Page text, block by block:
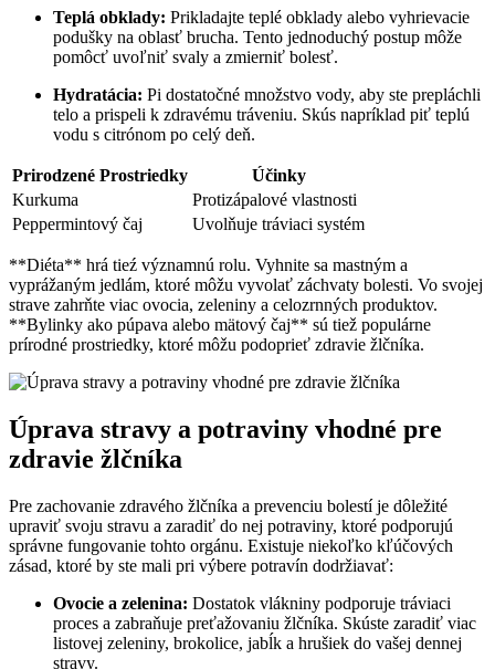
Teplá obklady: Prikladajte teplé obklady alebo vyhrievacie
podušky na oblasť brucha. Tento jednoduchý postup môže
pomôcť uvoľniť svaly a zmierniť bolesť.
Hydratácia: Pi dostatočné množstvo vody, aby ste prepláchli
telo a prispeli k zdravému tráveniu. Skús napríklad piť teplú
vodu s citrónom po celý deň.
Prirodzené Prostriedky
Účinky
Kurkuma
Protizápalové vlastnosti
Peppermintový čaj
Uvolňuje tráviaci systém
**Diéta** hrá tieź významnú rolu. Vyhnite sa mastným a
vyprážaným jedlám, ktoré môžu vyvolať záchvaty bolesti. Vo svojej
strave zahrňte viac ovocia, zeleniny a celozrnných produktov.
**Bylinky ako púpava alebo mätový čaj** sú tiež populárne
prírodné prostriedky, ktoré môžu podoprieť zdravie žlčníka.
Úprava stravy a potraviny vhodné pre
zdravie žlčníka
Pre zachovanie zdravého žlčníka a prevenciu bolestí je dôležité
upraviť svoju stravu a zaradiť do nej potraviny, ktoré podporujú
správne fungovanie tohto orgánu. Existuje niekoľko kľúčových
zásad, ktoré by ste mali pri výbere potravín dodržiavať:
Ovocie a zelenina: Dostatok vlákniny podporuje tráviaci
proces a zabraňuje preťažovaniu žlčníka. Skúste zaradiť viac
listovej zeleniny, brokolice, jabĺk a hrušiek do vašej dennej
stravy.